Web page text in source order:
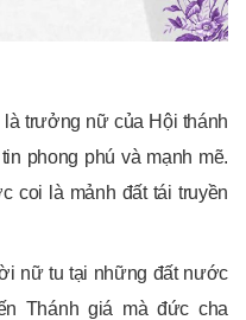
trưởng nữ của Hội thánh
phong phú và mạnh mẽ.
coi là mảnh đất tái truyền
nữ tu tại những đất nước
Thánh giá mà đức cha